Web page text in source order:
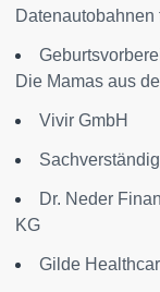
Datenautobahnen
Die Mamas aus
Vivir GmbH
Dr. Neder
KG
Gilde